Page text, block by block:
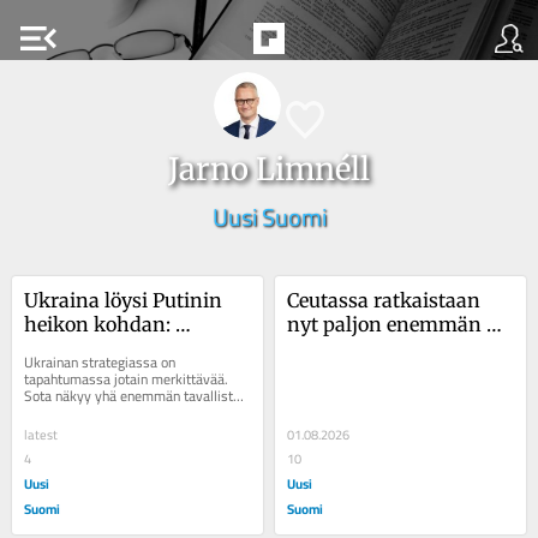
menu_open
Jarno Limnéll
Uusi Suomi
Ukraina löysi Putinin
heikon kohdan:
arjen
Ukrainan strategiassa on
tapahtumassa jotain merkittävää.
Sota näkyy yhä enemmän tavallisten
venäläisten arjessa ja nyt
vaikutukset alkavat...
latest
4
Uusi
Suomi
Ceutassa ratkaistaan
nyt paljon enemmän
01.08.2026
10
Uusi
Suomi